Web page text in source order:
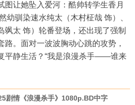
图让她坠入爱河：酷帅转学生香月
幼驯染速水纯太（木村柾哉 饰）、
飒太 饰）轮番登场，还出现了强制
路。面对一波波胸动心跳的攻势，
平静生活？“我是浪漫杀手——谁来
剧情《浪漫杀手》1080p.BD中字